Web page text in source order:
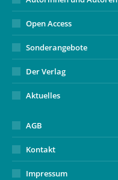
Open Access
Sonderangebote
Der Verlag
Aktuelles
AGB
Kontakt
Impressum